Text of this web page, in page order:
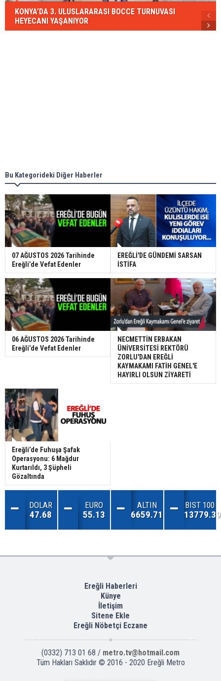
KONYA’DA 3. ULUSLARARASI BOCCE TURNUVASI
HEYECANI YAŞANIYOR
Bu Kategorideki Diğer Haberler
07 AĞUSTOS 2026 Tarihinde
Ereğli’de Vefat Edenler
EREĞLİ'DE GÜNDEMİ SARSAN
İSTİFA
06 AĞUSTOS 2026 Tarihinde
Ereğli’de Vefat Edenler
NECMETTİN ERBAKAN
ÜNİVERSİTESİ REKTÖRÜ
ZORLU'DAN EREĞLİ
KAYMAKAMI FATİH GENEL'E
HAYIRLI OLSUN ZİYARETİ
Ereğli’de Fuhuşa Şafak
Operasyonu: 6 Mağdur
Kurtarıldı, 3 Şüpheli
Gözaltında
DOLAR
47.68
EURO
55.13
ALTIN
6659.71
BIST 100
13779.39
Ereğli Haberleri
Künye
İletişim
Sitene Ekle
Ereğli Nöbetçi Eczane
(0332) 713 01 68 / metro.tv@hotmail.com
Tüm Hakları Saklıdır © 2016 - 2020 Ereğli Metro